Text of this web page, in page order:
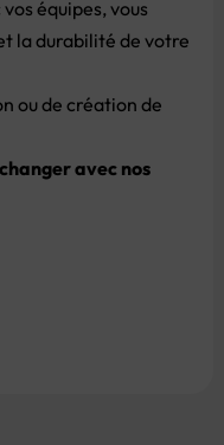
équipes, vous
la durabilité de votre
ou de création de
avec nos